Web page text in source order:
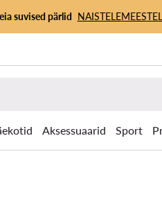
suvised pärlid NAISTELE
Aksessuaarid Sport